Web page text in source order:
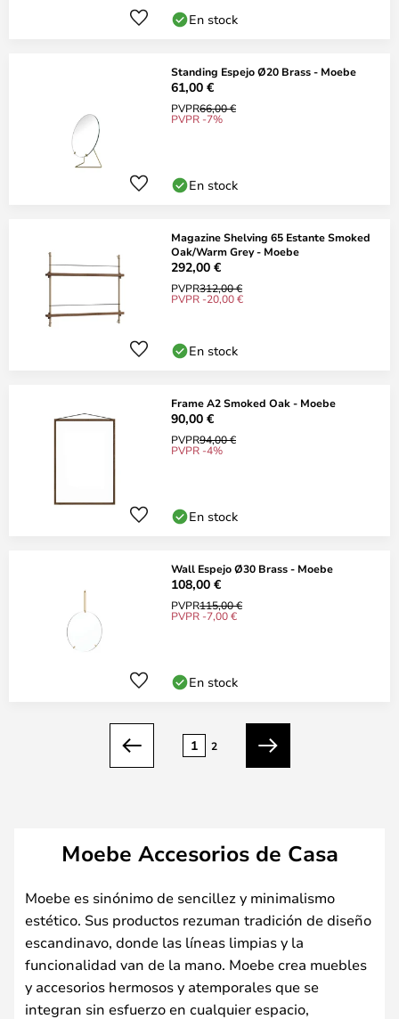
En stock
Standing Espejo Ø20 Brass - Moebe
61,00 €
PVPR66,00 €
PVPR -7%
En stock
Magazine Shelving 65 Estante Smoked
Oak/Warm Grey - Moebe
292,00 €
PVPR312,00 €
PVPR -20,00 €
En stock
Frame A2 Smoked Oak - Moebe
90,00 €
PVPR94,00 €
PVPR -4%
En stock
Wall Espejo Ø30 Brass - Moebe
108,00 €
PVPR115,00 €
PVPR -7,00 €
En stock
Anterior
1 2
Siguiente
Moebe Accesorios de Casa
Moebe es sinónimo de sencillez y minimalismo
estético. Sus productos rezuman tradición de diseño
escandinavo, donde las líneas limpias y la
funcionalidad van de la mano. Moebe crea muebles
y accesorios hermosos y atemporales que se
integran sin esfuerzo en cualquier espacio,